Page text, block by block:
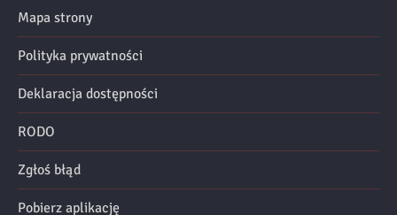
Mapa strony
Polityka prywatności
Deklaracja dostępności
RODO
Zgłoś błąd
Pobierz aplikację